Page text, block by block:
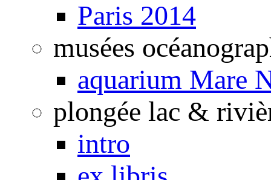
Paris 2014
musées
aquarium Mare
plongée lac &
intro